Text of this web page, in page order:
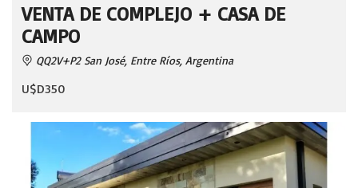
VENTA DE COMPLEJO + CASA DE
CAMPO
QQ2V+P2 San José, Entre Ríos, Argentina
U$D350